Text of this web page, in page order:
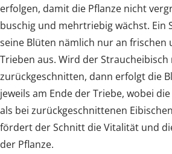
erfolgen, damit die Pflanze nicht
buschig und mehrtriebig wächst. Ein
seine Blüten nämlich nur an frischen
Trieben aus. Wird der Straucheibisch
zurückgeschnitten, dann erfolgt die
jeweils am Ende der Triebe, wobei
als bei zurückgeschnittenen
fördert der Schnitt die Vitalität und
der Pflanze.